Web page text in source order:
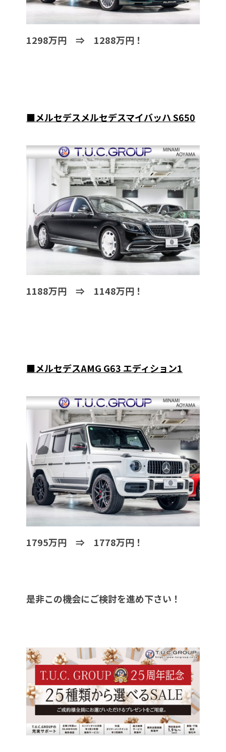
1298万円 ⇒ 1288万円！
■メルセデスメルセデスマイバッハ S650
1188万円 ⇒ 1148万円！
■メルセデスAMG G63 エディション1
1795万円 ⇒ 1778万円！
是非この機会にご検討を進め下さい！